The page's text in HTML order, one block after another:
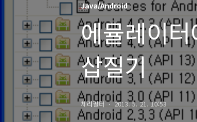
Java/Android
에뮬레이
삽질기
체리필터 2013. 5. 21. 10:53